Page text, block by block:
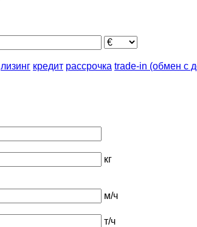
лизинг кредит рассрочка trade-in (обмен с
кг
м/ч
т/ч